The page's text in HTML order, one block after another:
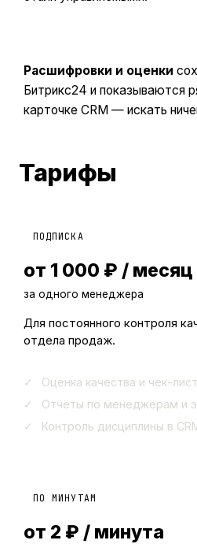
Расшифровки и оценки
Битрикс24 и показываются
карточке CRM — искать
Тарифы
ПОДПИСКА
от 1 000 ₽ / месяц
за одного менеджера
Для постоянного контроля
отдела продаж.
Оценка качества и чек-
Отчёты по менеджерам и
Контроль дисциплины в
ПО МИНУТАМ
от 2 ₽ / минута